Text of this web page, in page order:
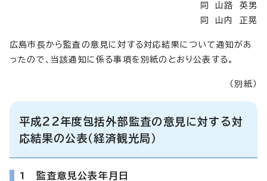
同 山路 英男
同 山内 正晃
広島市長から監査の意見に対する対応結果について通知があ
ったので、当該通知に係る事項を別紙のとおり公表する。
（別紙）
平成22年度包括外部監査の意見に対する対
応結果の公表（経済観光局）
1 監査意見公表年月日